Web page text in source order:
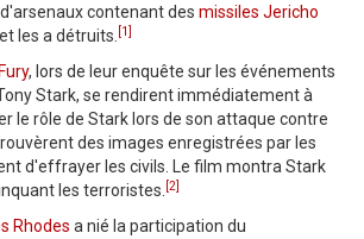
contenant des missiles Jericho
les a détruits. [1]
, lors de leur enquête sur les événements
Stark, se rendirent immédiatement à
le rôle de Stark lors de son attaque contre
trouvèrent des images enregistrées par les
d'effrayer les civils. Le film montra Stark
les terroristes. [2]
Rhodes a nié la participation du